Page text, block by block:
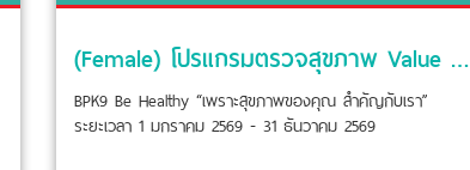
(Female) โปรแกรมตรวจสุขภาพ Value Check-Up
BPK9 Be Healthy “เพราะสุขภาพของคุณ สำคัญกับเรา”
ระยะเวลา 1 มกราคม 2569 - 31 ธันวาคม 2569